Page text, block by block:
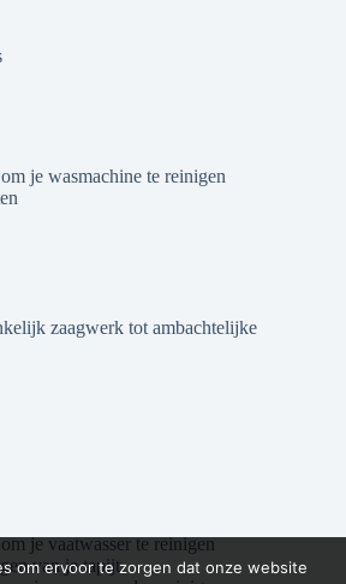
je wasmachine te reinigen
zaagwerk tot ambachtelijke
je vaatwasser te reinigen
van je tapijt
om ervoor te zorgen dat onze website